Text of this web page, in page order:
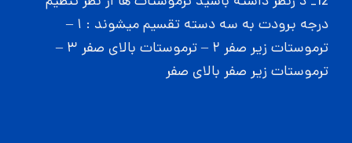
درجه برودت به سه دسته تقسیم میشوند : ۱ –
ترموستات زیر صفر ۲ – ترموستات بالای صفر ۳ –
ترموستات زیر صفر بالای صفر